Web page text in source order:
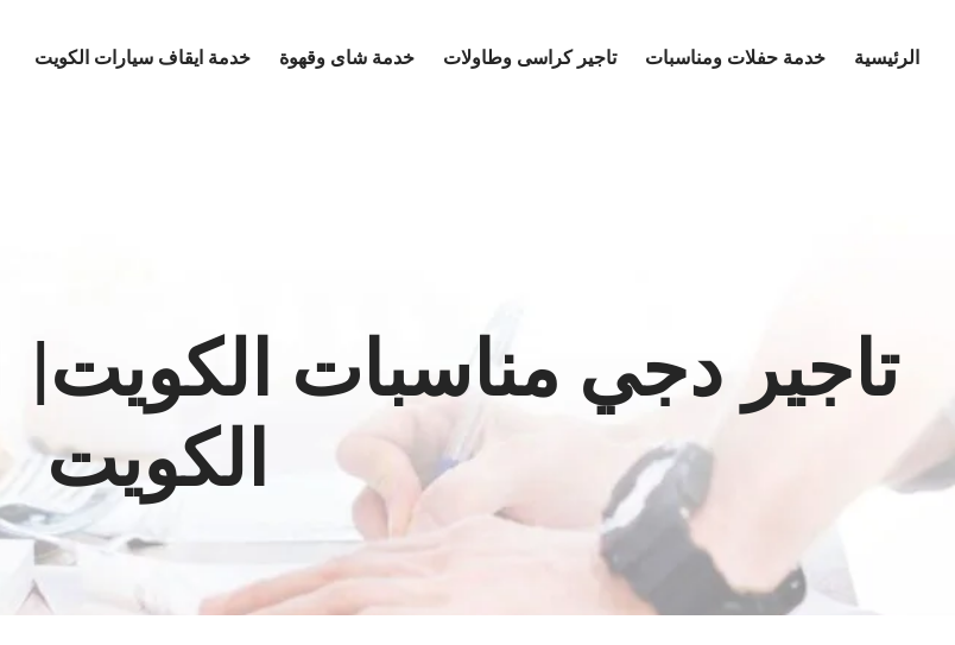
الرئيسية خدمة حفلات ومناسبات تاجير كراسى وطاولات خدمة شاى وقهوة خدمة ايقاف سيارات الكويت
الكويت